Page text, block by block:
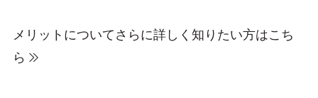
メリットについてさらに詳しく知りたい方はこち
ら